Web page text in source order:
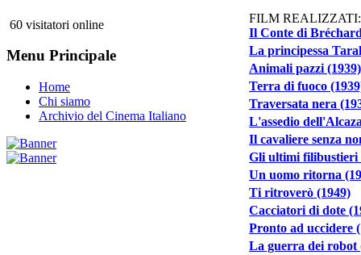
60 visitatori online
Menu Principale
Home
Chi siamo
Archivio del Cinema Italiano
FILM REALIZZATI:
Il Conte di
La principessa
Animali pazzi (1939)
Terra di fuoco
Traversata nera
L'assedio
Il cavaliere senza
Gli ultimi filibustieri
Un uomo ritorna
Ti ritroverò (1949)
Cacciatori di dote
Pronto ad uccidere
La guerra dei robot